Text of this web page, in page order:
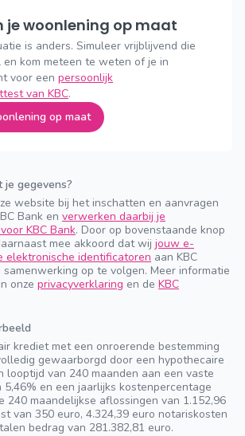
je woonlening op maat
is anders. Simuleer vrijblijvend die
kom meteen te weten of je in
voor een persoonlijk
van KBC.
op maat
je gegevens?
website bij het inschatten en aanvragen
Bank en verwerken daarbij je
KBC Bank. Door op bovenstaande knop
mee akkoord dat wij jouw e-
elektronische identificatoren aan KBC
samenwerking op te volgen. Meer informatie
onze privacyverklaring en de KBC
krediet met een onroerende bestemming
gewaarborgd door een hypothecaire
looptijd van 240 maanden aan een vaste
en een jaarlijks kostenpercentage
240 maandelijkse aflossingen van 1.152,96
van 350 euro, 4.324,39 euro notariskosten
bedrag van 281.382,81 euro.